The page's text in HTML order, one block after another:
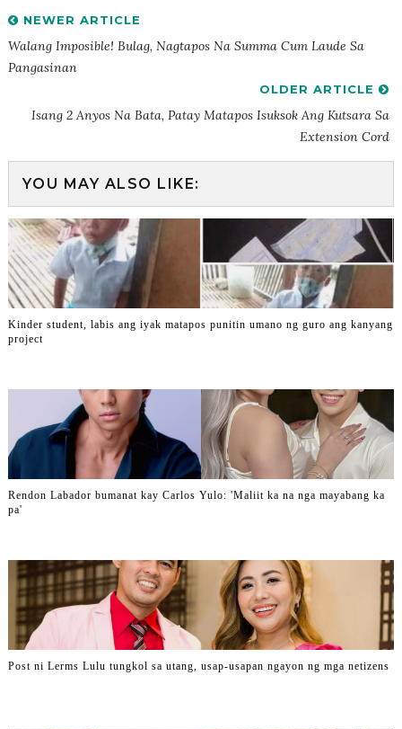
NEWER ARTICLE
Walang Imposible! Bulag, Nagtapos Na Summa Cum Laude Sa
Pangasinan
OLDER ARTICLE
Isang 2 Anyos Na Bata, Patay Matapos Isuksok Ang Kutsara Sa
Extension Cord
YOU MAY ALSO LIKE:
Kinder student, labis ang iyak matapos punitin umano ng guro ang kanyang
project
Rendon Labador bumanat kay Carlos Yulo: 'Maliit ka na nga mayabang ka
pa'
Post ni Lerms Lulu tungkol sa utang, usap-usapan ngayon ng mga netizens